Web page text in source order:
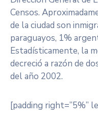
Censos.
de la ciudad son
paraguayos, 1%
Estadísticamente, la
decreció a razón de
del año 2002.
[padding right=”5%”